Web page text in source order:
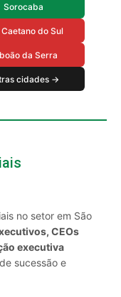
Sorocaba
do Sul
da Serra
cidades →
no setor em São
CEOs
executiva
sucessão e